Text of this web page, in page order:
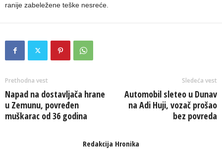
ranije zabeležene teške nesreće.
Prethodna vest
Napad na dostavljača hrane
u Zemunu, povređen
muškarac od 36 godina
Sledeća vest
Automobil sleteo u Dunav
na Adi Huji, vozač prošao
bez povreda
Redakcija Hronika